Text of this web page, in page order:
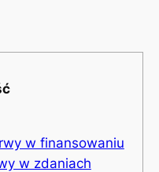
w finansowaniu
w zdaniach